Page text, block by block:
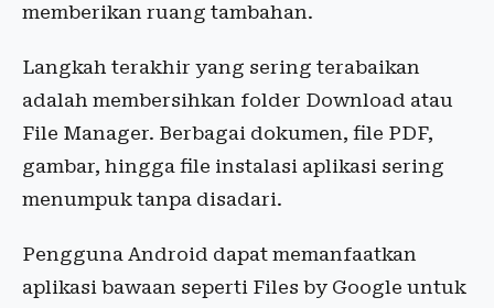
memberikan ruang tambahan.
Langkah terakhir yang sering terabaikan
adalah membersihkan folder Download atau
File Manager. Berbagai dokumen, file PDF,
gambar, hingga file instalasi aplikasi sering
menumpuk tanpa disadari.
Pengguna Android dapat memanfaatkan
aplikasi bawaan seperti Files by Google untuk